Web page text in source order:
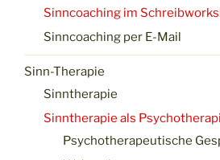
Sinncoaching im
Sinncoaching per E-Mail
Sinn-Therapie
Sinntherapie
Sinntherapie als
Psychotherapeutische